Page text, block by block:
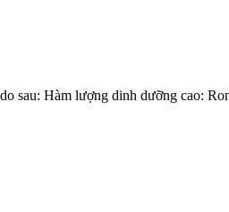
sau: Hàm lượng dinh dưỡng cao: